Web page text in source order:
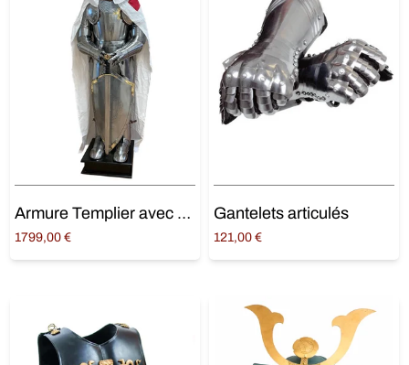
Armure Templier avec Épée
1799,00 €
Ajouter au panier
Gantelets articulés
121,00 €
Lire la suite